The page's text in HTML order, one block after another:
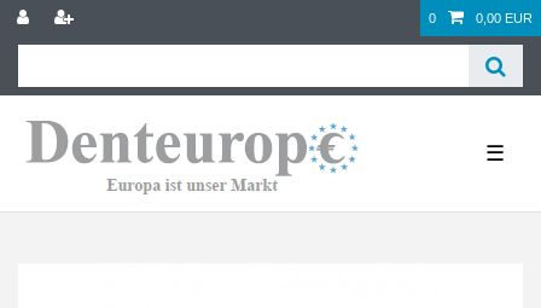
0 0,00 EUR
☰